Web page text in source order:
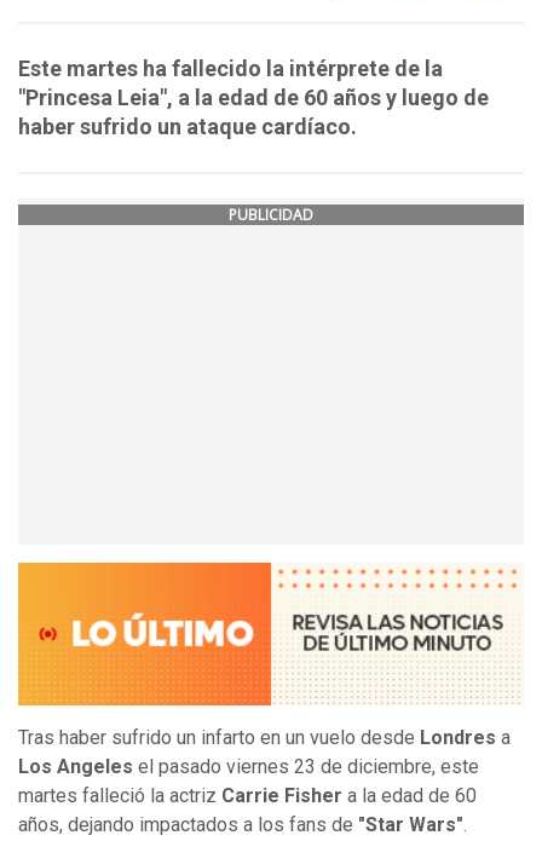
Este martes ha fallecido la intérprete de la
"Princesa Leia", a la edad de 60 años y luego de
haber sufrido un ataque cardíaco.
PUBLICIDAD
Tras haber sufrido un infarto en un vuelo desde Londres a
Los Angeles el pasado viernes 23 de diciembre, este
martes falleció la actriz Carrie Fisher a la edad de 60
años, dejando impactados a los fans de "Star Wars".